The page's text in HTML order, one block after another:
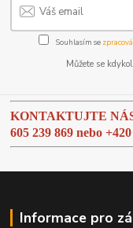
Souhlasím se
Můžete se
KONTAKTUJTE
605 239 869 nebo
Informace pro